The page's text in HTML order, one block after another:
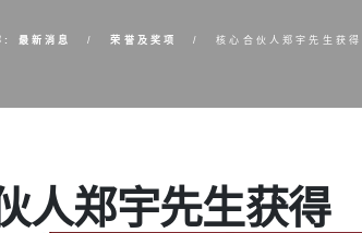
: 最新消息 荣誉及奖项 核心合伙人郑宇先生获
人郑宇先生获得